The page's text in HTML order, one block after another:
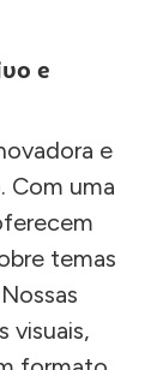
e
e
Com uma
temas
visuais,